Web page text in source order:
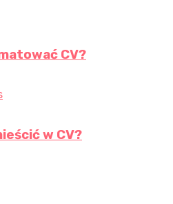
CV?
w CV?